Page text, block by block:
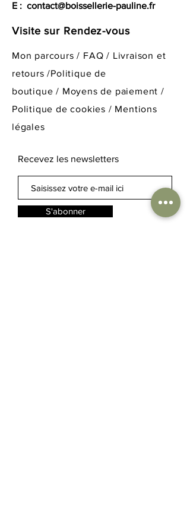
beaux moments de partage.
E : contact@boissellerie-pauline.fr
Visite sur Rendez-vous
Mon parcours / FAQ / Livraison et
retours /Politique de
boutique/ Moyens de paiement /
Politique de cookies / Mentions
légales
Recevez les newsletters
S'abonner